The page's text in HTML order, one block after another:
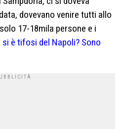
dovevano venire tutti allo
17-18mila persone e i
si è tifosi del Napoli? Sono